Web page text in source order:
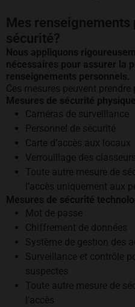
Mes
sécurité?
Nous appliquons
nécessaires pour assurer la
renseignements personnels.
Ces mesures peuvent prendre
Mesures de sécurité
Caméras de surveillance
Personnel de sécurité
Carte d’accès aux locaux
Verrouillage des classeurs
Toute autre mesure de
l’accès uniquement aux
Mesures de sécurité
Mot de passe
Chiffrement de données
Système de gestion des
Surveillance et contrôle
suspectes
Toute autre mesure de
l’accès